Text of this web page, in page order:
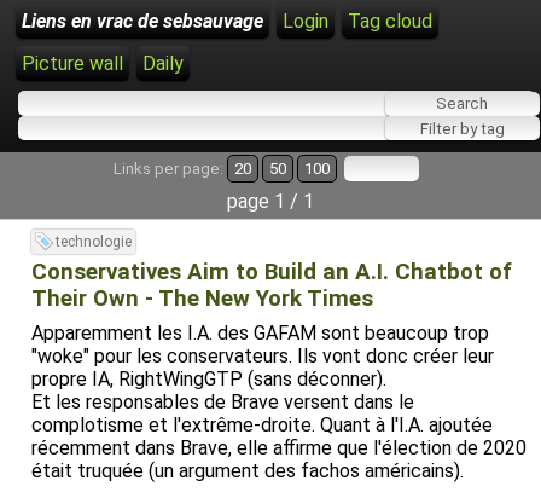
Liens en vrac de sebsauvage Login
Tag cloud
Picture wall
Daily
Links per page: 20 50 100
page 1 / 1
technologie
Conservatives Aim to Build an A.I. Chatbot of
Their Own - The New York Times
Apparemment les I.A. des GAFAM sont beaucoup trop
"woke" pour les conservateurs. Ils vont donc créer leur
propre IA, RightWingGTP (sans déconner).
Et les responsables de Brave versent dans le
complotisme et l'extrême-droite. Quant à l'I.A. ajoutée
récemment dans Brave, elle affirme que l'élection de 2020
était truquée (un argument des fachos américains).